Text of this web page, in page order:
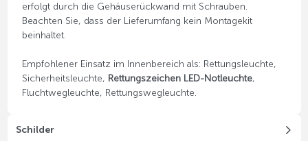
erfolgt durch die Gehäuserückwand mit Schrauben.
Beachten Sie, dass der Lieferumfang kein Montagekit
beinhaltet.
Empfohlener Einsatz im Innenbereich als: Rettungsleuchte,
Sicherheitsleuchte, Rettungszeichen LED-Notleuchte,
Fluchtwegleuchte, Rettungswegleuchte.
Schilder